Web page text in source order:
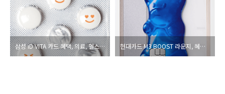
삼성 iD VITA 카드 혜택, 의료, 헬스 할인 총 정리 현대카드 M3 BOOST 라운지, 혜택, 후기 총 정리